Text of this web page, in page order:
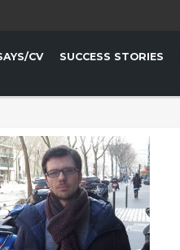
CV SUCCESS STORIES